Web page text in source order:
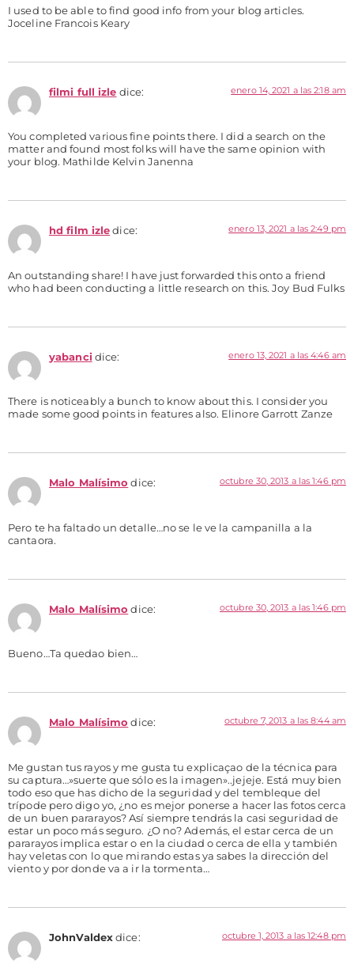
I used to be able to find good info from your blog articles.
Joceline Francois Keary
filmi full izle dice: enero 14, 2021 a las 2:18 am
You completed various fine points there. I did a search on the
matter and found most folks will have the same opinion with
your blog. Mathilde Kelvin Janenna
hd film izle dice: enero 13, 2021 a las 2:49 pm
An outstanding share! I have just forwarded this onto a friend
who had been conducting a little research on this. Joy Bud Fulks
yabanci dice: enero 13, 2021 a las 4:46 am
There is noticeably a bunch to know about this. I consider you
made some good points in features also. Elinore Garrott Zanze
Malo Malísimo dice: octubre 30, 2013 a las 1:46 pm
Pero te ha faltado un detalle…no se le ve la campanilla a la
cantaora.
Malo Malísimo dice: octubre 30, 2013 a las 1:46 pm
Bueno…Ta quedao bien…
Malo Malísimo dice: octubre 7, 2013 a las 8:44 am
Me gustan tus rayos y me gusta tu explicaçao de la técnica para
su captura…»suerte que sólo es la imagen»..jejeje. Está muy bien
todo eso que has dicho de la seguridad y del tembleque del
trípode pero digo yo, ¿no es mejor ponerse a hacer las fotos cerca
de un buen pararayos? Así siempre tendrás la casi seguridad de
estar un poco más seguro. ¿O no? Además, el estar cerca de un
pararayos implica estar o en la ciudad o cerca de ella y también
hay veletas con lo que mirando estas ya sabes la dirección del
viento y por donde va a ir la tormenta…
JohnValdex dice: octubre 1, 2013 a las 12:48 pm